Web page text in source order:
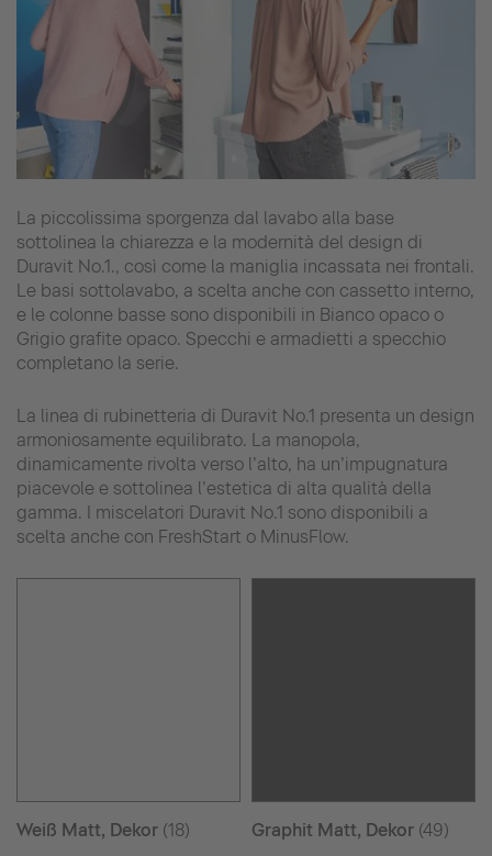
La piccolissima sporgenza dal lavabo alla base
sottolinea la chiarezza e la modernità del design di
Duravit No.1., così come la maniglia incassata nei frontali.
Le basi sottolavabo, a scelta anche con cassetto interno,
e le colonne basse sono disponibili in Bianco opaco o
Grigio grafite opaco. Specchi e armadietti a specchio
completano la serie.
La linea di rubinetteria di Duravit No.1 presenta un design
armoniosamente equilibrato. La manopola,
dinamicamente rivolta verso l’alto, ha un’impugnatura
piacevole e sottolinea l’estetica di alta qualità della
gamma. I miscelatori Duravit No.1 sono disponibili a
scelta anche con FreshStart o MinusFlow.
Weiß Matt, Dekor (18) Graphit Matt, Dekor (49)